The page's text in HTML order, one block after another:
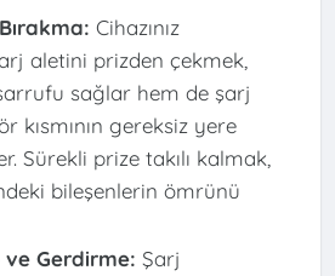
Cihazınız
aletini prizden çekmek,
sağlar hem de şarj
kısmının gereksiz yere
Sürekli prize takılı kalmak,
bileşenlerin ömrünü
Gerdirme: Şarj